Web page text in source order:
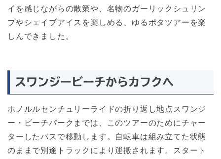
イを感じながらの散策や、名物のガーリックシュリン
プやシェイブアイスを楽しめる、ゆるポタツアーを楽
しんできました。
スワンジービーチからカフクへ
ホノルルセンチュリーライドの折り返し地点スワンジ
ー・ビーチパークまでは、このツアーのためにチャー
ターしたバスで移動します。自転車は組み立てた状態
のままで別途トラックにより運搬されます。スタート